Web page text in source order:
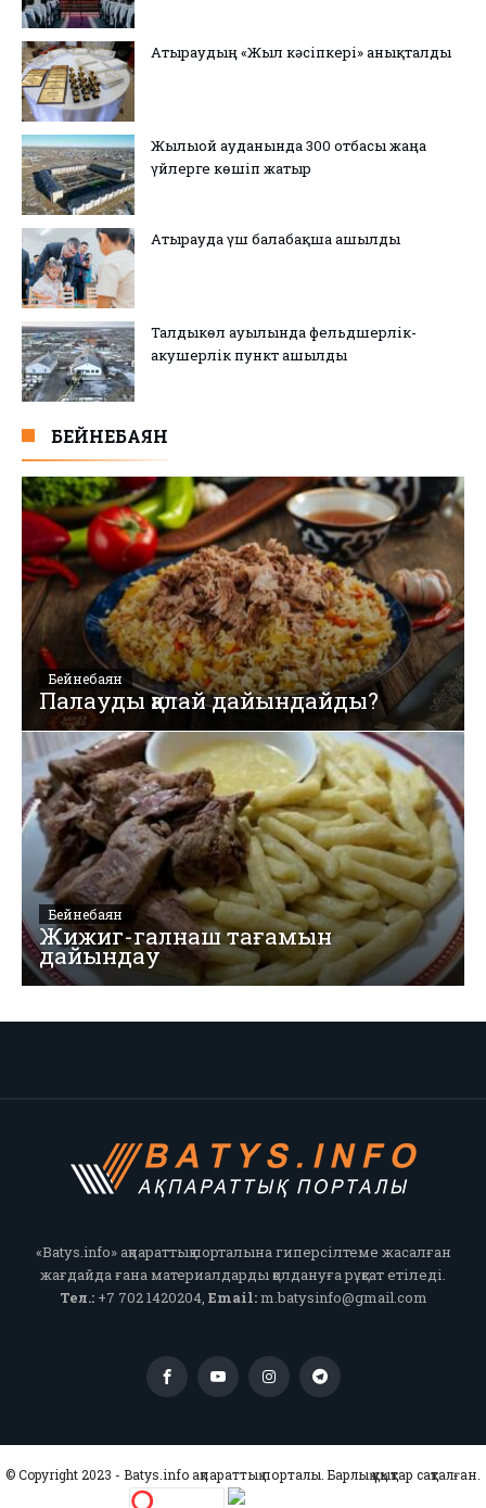
Атыраудың «Жыл кәсіпкері» анықталды
Жылыой ауданында 300 отбасы жаңа
үйлерге көшіп жатыр
Атырауда үш балабақша ашылды
Талдыкөл ауылында фельдшерлік-
акушерлік пункт ашылды
БЕЙНЕБАЯН
Бейнебаян
Палауды қалай дайындайды?
Бейнебаян
Жижиг-галнаш тағамын
дайындау
«Batys.info» ақпараттық порталына гиперсілтеме жасалған
жағдайда ғана материалдарды қолдануға рұқсат етіледі.
Тел.:+7 702 1420204, Email:m.batysinfo@gmail.com
© Copyright 2023 - Batys.info ақпараттық порталы. Барлық құқықтар сақталған.